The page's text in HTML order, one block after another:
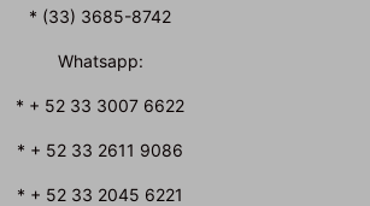
* (33) 3685-8742
Whatsapp:
* + 52 33 3007 6622
* + 52 33 2611 9086
* + 52 33 2045 6221